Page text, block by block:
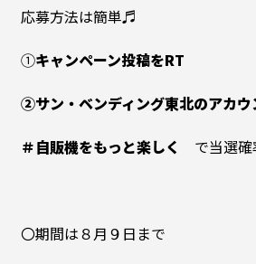
応募方法は簡単♬
①キャンペーン投稿をRT
②サン・ベンディング東北のアカウ
＃自販機をもっと楽しく で当選確
〇期間は８月９日まで